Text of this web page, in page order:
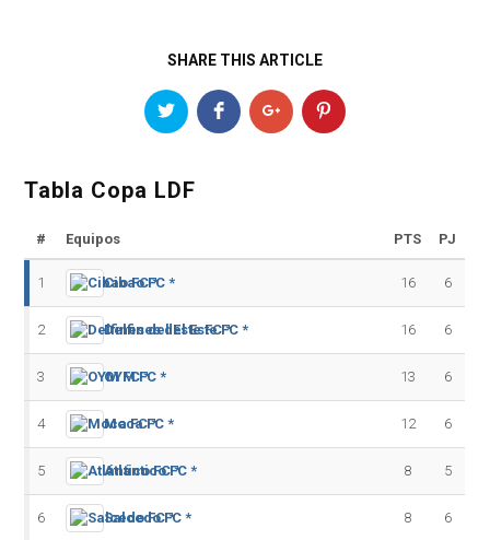
SHARE THIS ARTICLE
Tabla Copa LDF
# Equipos PTS PJ
1 Cibao FC * 16 6
2 Delfines del Este FC * 16 6
3 OYM FC * 13 6
4 Moca FC * 12 6
5 Atlántico FC * 8 5
6 Salcedo FC * 8 6